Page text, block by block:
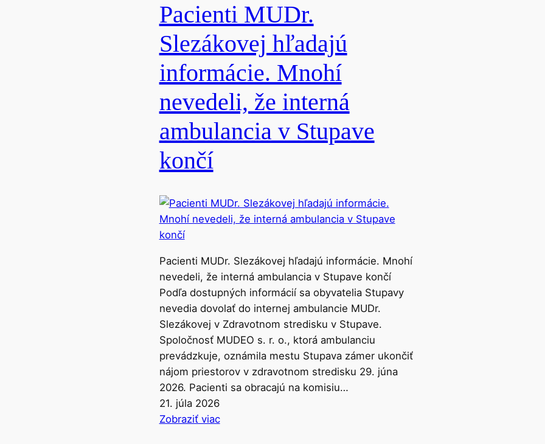
n
i
a
z
ú
r
d
t
a
l
e
m
e
s
t
a
S
t
u
p
Pacienti MUDr.
Slezákovej hľadajú
informácie. Mnohí
nevedeli, že interná
ambulancia v Stupave
končí
Pacienti MUDr. Slezákovej hľadajú informácie. Mnohí
nevedeli, že interná ambulancia v Stupave končí
Podľa dostupných informácií sa obyvatelia Stupavy
nevedia dovolať do internej ambulancie MUDr.
Slezákovej v Zdravotnom stredisku v Stupave.
Spoločnosť MUDEO s. r. o., ktorá ambulanciu
prevádzkuje, oznámila mestu Stupava zámer ukončiť
nájom priestorov v zdravotnom stredisku 29. júna
2026. Pacienti sa obracajú na komisiu…
21. júla 2026
Zobraziť viac: